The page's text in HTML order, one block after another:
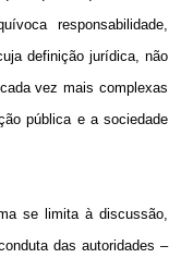
responsabilidade,
definição jurídica, não
vez mais complexas
pública e a sociedade
se limita à discussão,
das autoridades –